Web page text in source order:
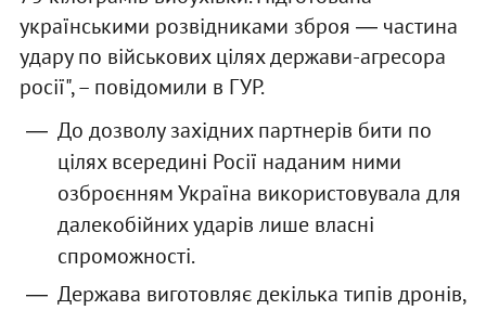
українськими розвідниками зброя ― частина
удару по військових цілях держави-агресора
росії", – повідомили в ГУР.
До дозволу західних партнерів бити по
цілях всередині Росії наданим ними
озброєнням Україна використовувала для
далекобійних ударів лише власні
спроможності.
Держава виготовляє декілька типів дронів,